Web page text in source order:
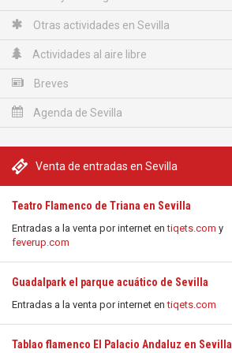
Otras actividades en Sevilla
Actividades al aire libre
Breves
Agenda de Sevilla
Venta de entradas en Sevilla
Teatro Flamenco de Triana en Sevilla
Entradas a la venta por internet entiqets.com y
feverup.com
Guadalpark el parque acuático de Sevilla
Entradas a la venta por internet entiqets.com
Tablao flamenco El Palacio Andaluz en Sevilla